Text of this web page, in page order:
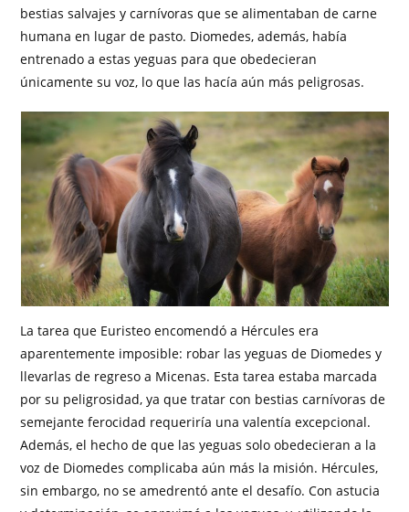
bestias salvajes y carnívoras que se alimentaban de carne
humana en lugar de pasto. Diomedes, además, había
entrenado a estas yeguas para que obedecieran
únicamente su voz, lo que las hacía aún más peligrosas.
La tarea que Euristeo encomendó a Hércules era
aparentemente imposible: robar las yeguas de Diomedes y
llevarlas de regreso a Micenas. Esta tarea estaba marcada
por su peligrosidad, ya que tratar con bestias carnívoras de
semejante ferocidad requeriría una valentía excepcional.
Además, el hecho de que las yeguas solo obedecieran a la
voz de Diomedes complicaba aún más la misión. Hércules,
sin embargo, no se amedrentó ante el desafío. Con astucia